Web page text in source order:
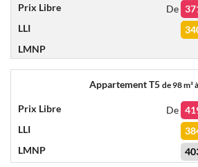
De
Appartement T5 de98 m²
De